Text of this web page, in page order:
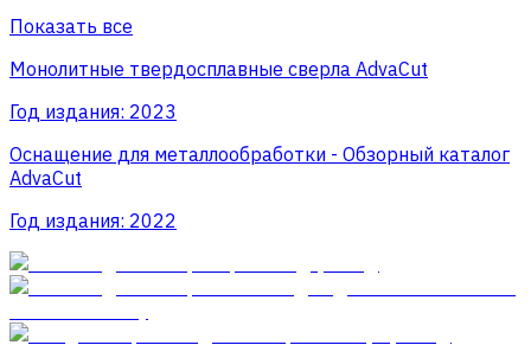
Показать все
Монолитные твердосплавные сверла AdvaCut
Год издания: 2023
Оснащение для металлообработки - Обзорный каталог
AdvaCut
Год издания: 2022